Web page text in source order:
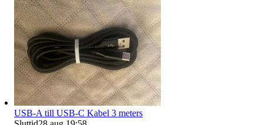
USB-A till USB-C Kabel 3 meters